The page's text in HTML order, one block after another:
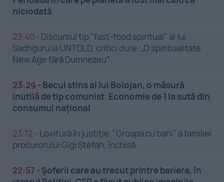
niciodată
23:40 - Discursul tip "fast-food spiritual" al lui
Sadhguru la UNTOLD, critici dure: „O spiritualitate
New Age fără Dumnezeu”
23:29 - Becul stins al lui Bolojan, o măsură
inutilă de tip comunist. Economie de 1 la sută din
consumul național
23:12 - Lovitură în justiție. "Groapa cu bani" a familiei
procurorului Gigi Ștefan, închisă
22:57 - Șoferii care au trecut printre bariere, în